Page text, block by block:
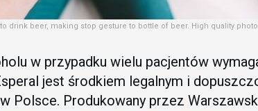
drink beer, making stop gesture to bottle of beer. High quality photo
w przypadku wielu pacjentów
jest środkiem legalnym i
Polsce. Produkowany przez